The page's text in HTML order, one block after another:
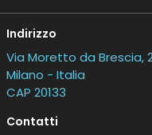
Indirizzo
Via Moretto da Brescia,
Milano - Italia
CAP 20133
Contatti